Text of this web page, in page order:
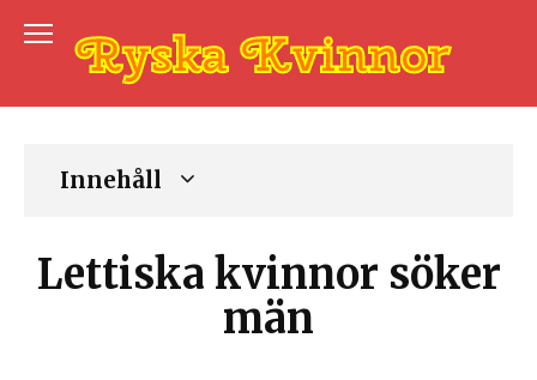
Innehåll
Lettiska kvinnor söker
män